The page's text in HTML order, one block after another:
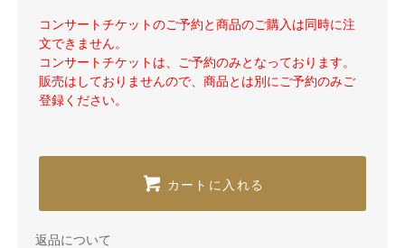
コンサートチケットのご予約と商品のご購入は同時に注
文できません。
コンサートチケットは、ご予約のみとなっております。
販売はしておりませんので、商品とは別にご予約のみご
登録ください。
カートに入れる
返品について